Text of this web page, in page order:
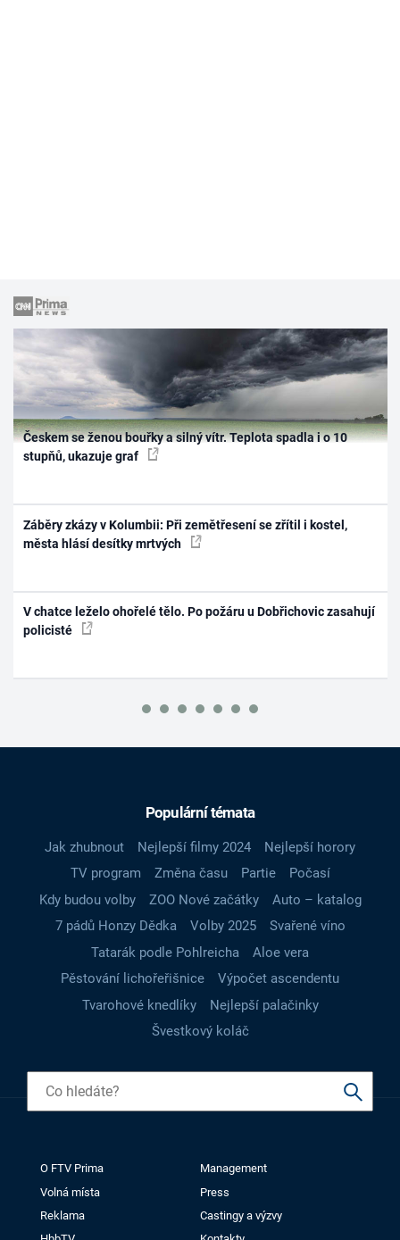
Českem se ženou bouřky a silný vítr. Teplota spadla i o 10
stupňů, ukazuje graf
Záběry zkázy v Kolumbii: Při zemětřesení se zřítil i kostel,
města hlásí desítky mrtvých
V chatce leželo ohořelé tělo. Po požáru u Dobřichovic zasahují
policisté
Populární témata
Jak zhubnout Nejlepší filmy 2024
Nejlepší horory
TV program
Změna času Partie
Počasí
Kdy budou volby
ZOO Nové začátky
Auto – katalog
7 pádů Honzy Dědka
Volby 2025
Svařené víno
Tatarák podle Pohlreicha
Aloe vera
Pěstování lichořeřišnice
Výpočet ascendentu
Tvarohové knedlíky
Nejlepší palačinky
Švestkový koláč
O FTV Prima
Management
Volná místa
Press
Reklama
Castingy a výzvy